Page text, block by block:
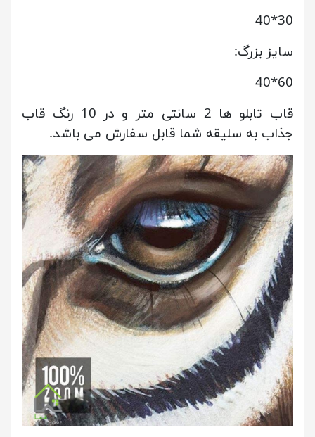
30*40
سایز بزرگ:
60*40
قاب تابلو ها 2 سانتی متر و در 10 رنگ قاب
جذاب به سلیقه شما قابل سفارش می باشد.